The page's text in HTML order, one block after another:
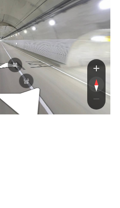
로
로
북
남